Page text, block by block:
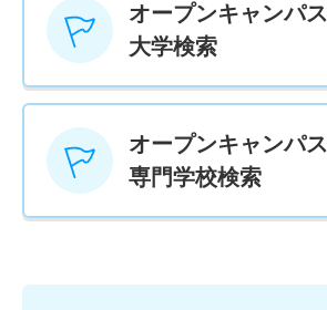
オープンキャンパス
大学検索
オープンキャンパス
専門学校検索